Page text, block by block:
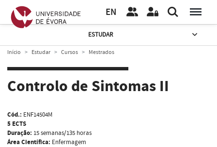
EN
ESTUDAR
Início Estudar Cursos Mestrados
Controlo de Sintomas II
Cód.: ENF14504M
5 ECTS
Duração: 15 semanas/135 horas
Área Científica: Enfermagem